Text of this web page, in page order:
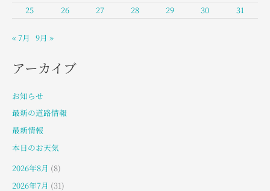
25
26 27 28 29 30 31
« 7月 9月 »
アーカイブ
お知らせ
最新の道路情報
最新情報
本日のお天気
2026年8月 (8)
2026年7月 (31)